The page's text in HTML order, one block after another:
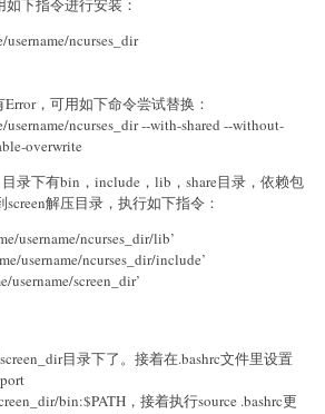
下指令进行安装：
ncurses_dir
，可用如下命令尝试替换：
ncurses_dir --with-shared --without-
overwrite
录下有bin，include，lib，share目录，依赖包
解压目录，执行如下指令：
username/ncurses_dir/lib’
username/ncurses_dir/include’
username/screen_dir’
目录下了。接着在.bashrc文件里设置
bin:$PATH，接着执行source .bashrc更